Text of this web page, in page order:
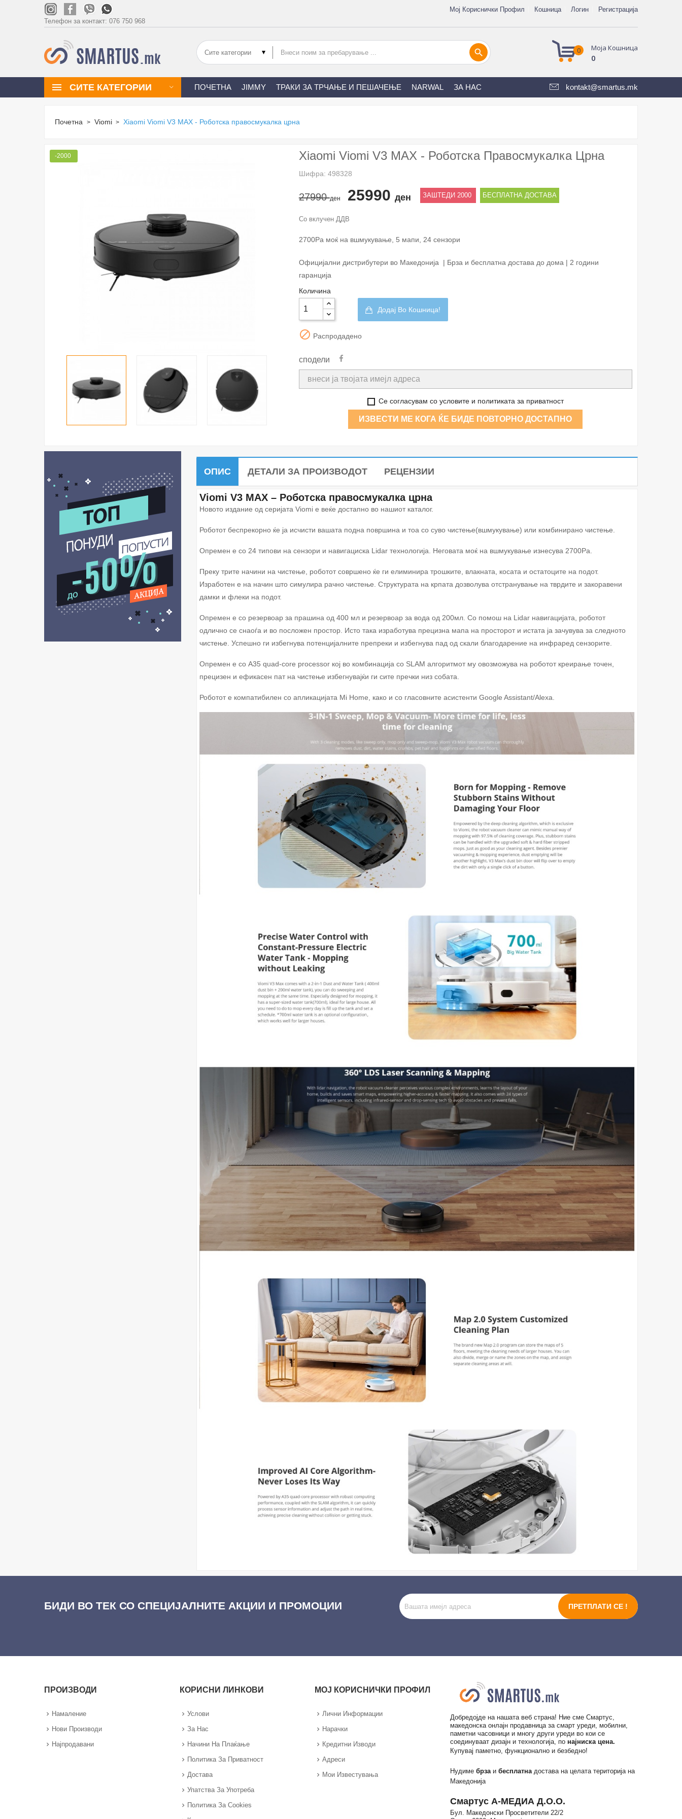
Мој Кориснички Профил Кошница Логин
Регистрација
Телефон за контакт: 076 750 968
Моја Кошница
0
0
search
kontakt@smartus.mk
СИТЕ КАТЕГОРИИ ПОЧЕТНА JIMMY ТРАКИ ЗА ТРЧАЊЕ И ПЕШАЧЕЊЕ NARWAL ЗА НАС
Почетна Viomi Xiaomi Viomi V3 MAX - Роботска правосмукалка црна
-2000 Xiaomi Viomi V3 MAX - Роботска Правосмукалка Црна
Шифра: 498328
27990ден 25990 ден ЗАШТЕДИ 2000 БЕСПЛАТНА ДОСТАВА
Со вклучен ДДВ
2700Pa моќ на вшмукување, 5 мапи, 24 сензори
Официјални дистрибутери во Македонија | Брза и бесплатна достава до дома | 2 години
гаранција
Количина
Додај Во Кошница!
 Распродадено
сподели
Се согласувам со условите и политиката за приватност
ИЗВЕСТИ МЕ КОГА ЌЕ БИДЕ ПОВТОРНО ДОСТАПНО
ОПИС ДЕТАЛИ ЗА ПРОИЗВОДОТ РЕЦЕНЗИИ
Viomi V3 MAX – Роботска правосмукалка црна
Новото издание од серијата Viomi е веќе достапно во нашиот каталог.
Роботот беспрекорно ќе ја исчисти вашата подна површина и тоа со суво чистење(вшмукување) или комбинирано чистење.
Опремен е со 24 типови на сензори и навигациска Lidar технологија. Неговата моќ на вшмукување изнесува 2700Pa.
Преку трите начини на чистење, роботот совршено ќе ги елиминира трошките, влакната, косата и остатоците на подот.
Изработен е на начин што симулира рачно чистење. Структурата на крпата дозволува отстранување на тврдите и закоравени
дамки и флеки на подот.
Опремен е со резервоар за прашина од 400 мл и резервоар за вода од 200мл. Со помош на Lidar навигацијата, роботот
одлично се снаоѓа и во посложен простор. Исто така изработува прецизна мапа на просторот и истата ја зачувува за следното
чистење. Успешно ги избегнува потенцијалните препреки и избегнува пад од скали благодарение на инфраред сензорите.
Опремен е со А35 quad-core processor кој во комбинација со SLAM алгоритмот му овозможува на роботот креирање точен,
прецизен и ефикасен пат на чистење избегнувајќи ги сите пречки низ собата.
Роботот е компатибилен со апликацијата Mi Home, како и со гласовните асистенти Google Assistant/Alexa.
БИДИ ВО ТЕК СО СПЕЦИЈАЛНИТЕ АКЦИИ И ПРОМОЦИИ ПРЕТПЛАТИ СЕ !
ПРОИЗВОДИ
Намаление
Нови Производи
Најпродавани
КОРИСНИ ЛИНКОВИ
Услови
За Нас
Начини На Плаќање
Политика За Приватност
Достава
Упатства За Употреба
Политика За Cookies
МОЈ КОРИСНИЧКИ ПРОФИЛ
Лични Информации
Нарачки
Кредитни Изводи
Адреси
Мои Известувања
Добредојде на нашата веб страна! Ние сме Смартус,
македонска онлајн продавница за смарт уреди, мобилни,
паметни часовници и многу други уреди во кои се
соединуваат дизајн и технологија, по најниска цена.
Купувај паметно, функционално и безбедно!
Нудиме брзаи бесплатна достава на целата територија на
Македонија
Смартус А-МЕДИА Д.О.О.
Бул. Македонски Просветители 22/2